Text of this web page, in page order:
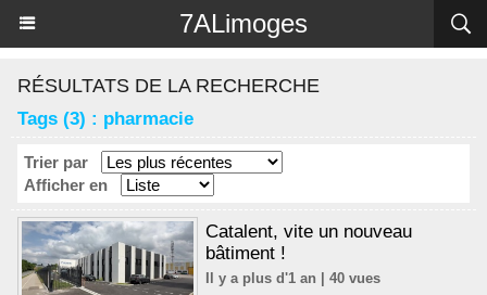
7ALimoges
RÉSULTATS DE LA RECHERCHE
Tags (3) : pharmacie
Trier par
Afficher en
Catalent, vite un nouveau
bâtiment !
Il y a plus d'1 an | 40 vues